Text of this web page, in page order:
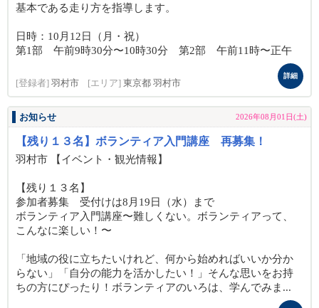
基本である走り方を指導します。
日時：10月12日（月・祝）
第1部 午前9時30分〜10時30分 第2部 午前11時〜正午
[登録者] 羽村市 [エリア] 東京都 羽村市
詳細
お知らせ 2026年08月01日(土)
【残り１３名】ボランティア入門講座 再募集！
羽村市 【イベント・観光情報】
【残り１３名】
参加者募集 受付けは8月19日（水）まで
ボランティア入門講座〜難しくない。ボランティアって、
こんなに楽しい！〜
「地域の役に立ちたいけれど、何から始めればいいか分か
らない」「自分の能力を活かしたい！」そんな思いをお持
ちの方にぴったり！ボランティアのいろは、学んでみま...